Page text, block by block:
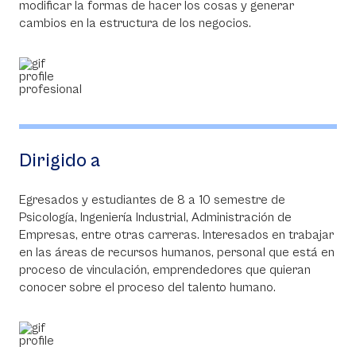
modificar la formas de hacer los cosas y generar
cambios en la estructura de los negocios.
Dirigido a
Egresados y estudiantes de 8 a 10 semestre de
Psicología, Ingeniería Industrial, Administración de
Empresas, entre otras carreras. Interesados en trabajar
en las áreas de recursos humanos, personal que está en
proceso de vinculación, emprendedores que quieran
conocer sobre el proceso del talento humano.